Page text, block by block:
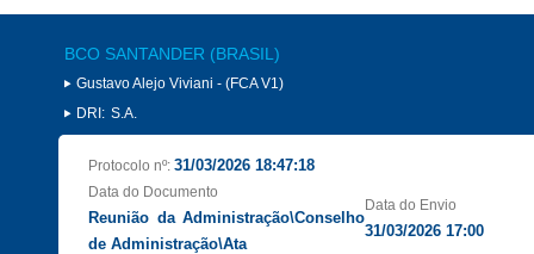
BCO SANTANDER (BRASIL)
Gustavo Alejo Viviani - (FCA V1)
DRI: S.A.
Protocolo nº: 31/03/2026 18:47:18
Data do Documento
Reunião da Administração\Conselho
de Administração\Ata
Data do Envio
31/03/2026 17:00